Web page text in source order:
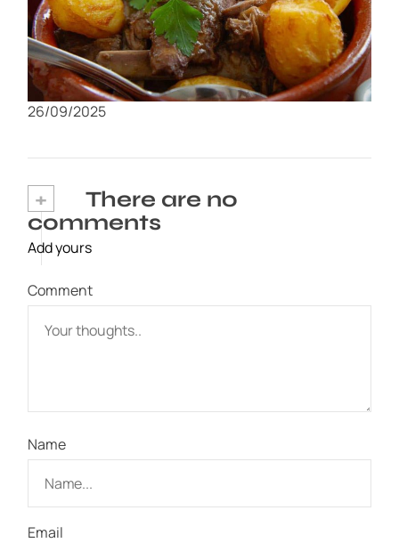
Las 10 comidas imprescindibles de Coimbra:
¿Cuántas has probado?
26/09/2025
+
There are no
comments
Add yours
Comment
Name
Email